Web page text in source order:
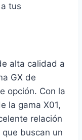
tus
alta calidad a
GX de
opción. Con la
la gama X01,
relación
buscan un